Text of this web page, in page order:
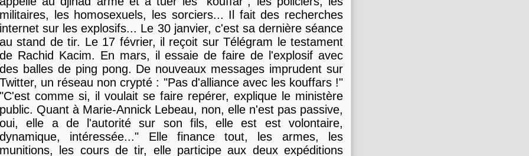
militaires, les homosexuels, les sorciers... Il fait des recherches
internet sur les explosifs... Le 30 janvier, c'est sa dernière séance
au stand de tir. Le 17 février, il reçoit sur Télégram le testament
de Rachid Kacim. En mars, il essaie de faire de l'explosif avec
des balles de ping pong. De nouveaux messages imprudent sur
Twitter, un réseau non crypté : "Pas d'alliance avec les kouffars !"
"C'est comme si, il voulait se faire repérer, explique le ministère
public. Quant à Marie-Annick Lebeau, non, elle n'est pas passive,
oui, elle a de l'autorité sur son fils, elle est est volontaire,
dynamique, intéressée..." Elle finance tout, les armes, les
munitions, les cours de tir, elle participe aux deux expéditions